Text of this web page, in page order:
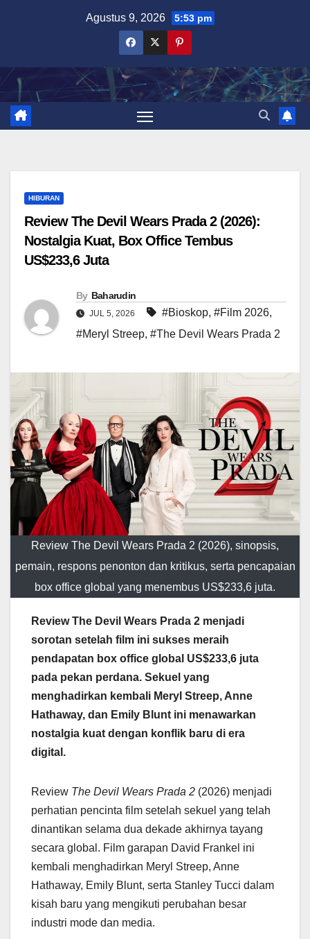
Agustus 9, 2026 5:53 pm
HIBURAN
Review The Devil Wears Prada 2 (2026):
Nostalgia Kuat, Box Office Tembus
US$233,6 Juta
By Baharudin
JUL 5, 2026 #Bioskop, #Film 2026,
#Meryl Streep, #The Devil Wears Prada 2
Review The Devil Wears Prada 2 (2026), sinopsis,
pemain, respons penonton dan kritikus, serta pencapaian
box office global yang menembus US$233,6 juta.
Review The Devil Wears Prada 2 menjadi
sorotan setelah film ini sukses meraih
pendapatan box office global US$233,6 juta
pada pekan perdana. Sekuel yang
menghadirkan kembali Meryl Streep, Anne
Hathaway, dan Emily Blunt ini menawarkan
nostalgia kuat dengan konflik baru di era
digital.
Review The Devil Wears Prada 2 (2026) menjadi
perhatian pencinta film setelah sekuel yang telah
dinantikan selama dua dekade akhirnya tayang
secara global. Film garapan David Frankel ini
kembali menghadirkan Meryl Streep, Anne
Hathaway, Emily Blunt, serta Stanley Tucci dalam
kisah baru yang mengikuti perubahan besar
industri mode dan media.